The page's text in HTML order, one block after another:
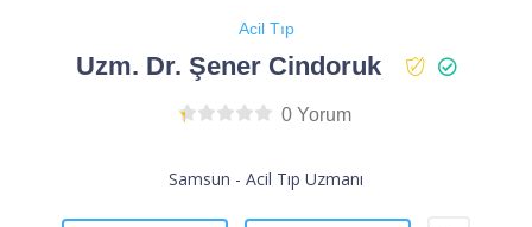
Acil Tıp
Uzm. Dr. Şener Cindoruk
0 Yorum
Samsun - Acil Tıp Uzmanı